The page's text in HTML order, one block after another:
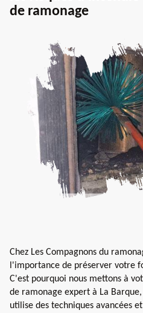
de ramonage
Chez Les Compagnons du
l'importance de préserver votre
C'est pourquoi nous mettons à
de ramonage expert à La
utilise des techniques avancées